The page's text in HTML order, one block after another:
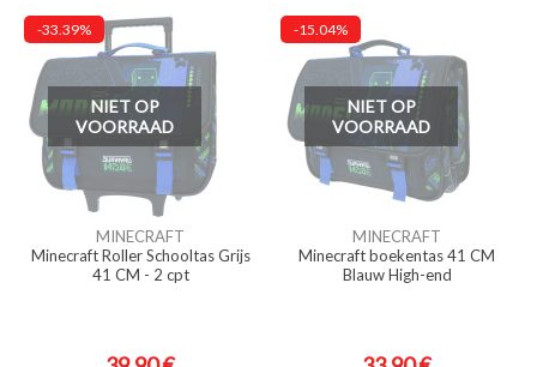
-33.39%
NIET OP
VOORRAAD
MINECRAFT
Minecraft Roller Schooltas Grijs
41 CM - 2 cpt
-15.04%
NIET OP
VOORRAAD
MINECRAFT
Minecraft boekentas 41 CM
Blauw High-end